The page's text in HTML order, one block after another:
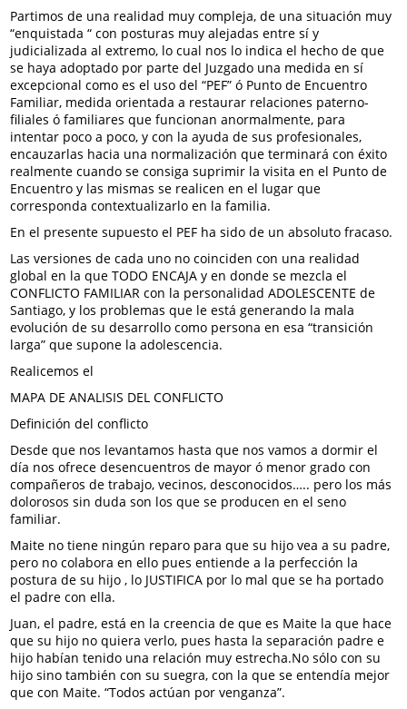
Partimos de una realidad muy compleja, de una situación muy
“enquistada “ con posturas muy alejadas entre sí y
judicializada al extremo, lo cual nos lo indica el hecho de que
se haya adoptado por parte del Juzgado una medida en sí
excepcional como es el uso del “PEF” ó Punto de Encuentro
Familiar, medida orientada a restaurar relaciones paterno-
filiales ó familiares que funcionan anormalmente, para
intentar poco a poco, y con la ayuda de sus profesionales,
encauzarlas hacia una normalización que terminará con éxito
realmente cuando se consiga suprimir la visita en el Punto de
Encuentro y las mismas se realicen en el lugar que
corresponda contextualizarlo en la familia.
En el presente supuesto el PEF ha sido de un absoluto fracaso.
Las versiones de cada uno no coinciden con una realidad
global en la que TODO ENCAJA y en donde se mezcla el
CONFLICTO FAMILIAR con la personalidad ADOLESCENTE de
Santiago, y los problemas que le está generando la mala
evolución de su desarrollo como persona en esa “transición
larga” que supone la adolescencia.
Realicemos el
MAPA DE ANALISIS DEL CONFLICTO
Definición del conflicto
Desde que nos levantamos hasta que nos vamos a dormir el
día nos ofrece desencuentros de mayor ó menor grado con
compañeros de trabajo, vecinos, desconocidos….. pero los más
dolorosos sin duda son los que se producen en el seno
familiar.
Maite no tiene ningún reparo para que su hijo vea a su padre,
pero no colabora en ello pues entiende a la perfección la
postura de su hijo , lo JUSTIFICA por lo mal que se ha portado
el padre con ella.
Juan, el padre, está en la creencia de que es Maite la que hace
que su hijo no quiera verlo, pues hasta la separación padre e
hijo habían tenido una relación muy estrecha.No sólo con su
hijo sino también con su suegra, con la que se entendía mejor
que con Maite. “Todos actúan por venganza”.